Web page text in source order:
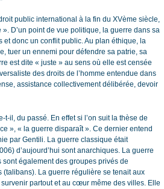
public international à la fin du XVème siècle,
D’un point de vue politique, la guerre dans sa
et donc un conflit public. Au plan éthique, la
tuer un ennemi pour défendre sa patrie, sa
est dite « juste » au sens où elle est censée
des droits de l’homme entendue dans
assistance collectivement délibérée, devoir
il, du passé. En effet si l’on suit la thèse de
», « la guerre disparaît ». Ce dernier entend
par Gentili. La guerre classique était
d’aujourd’hui sont anarchiques. La guerre
également des groupes privés de
La guerre régulière se tenait aux
partout et au cœur même des villes. Elle